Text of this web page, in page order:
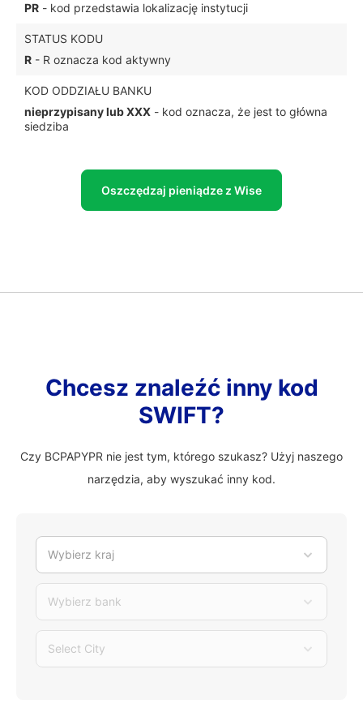
PR - kod przedstawia lokalizację instytucji
STATUS KODU
R - R oznacza kod aktywny
KOD ODDZIAŁU BANKU
nieprzypisany lub XXX - kod oznacza, że jest to główna
siedziba
Oszczędzaj pieniądze z Wise
Chcesz znaleźć inny kod
SWIFT?
Czy BCPAPYPR nie jest tym, którego szukasz? Użyj naszego
narzędzia, aby wyszukać inny kod.
Wybierz kraj
Wybierz bank
Select City